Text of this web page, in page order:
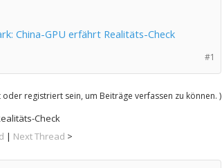
China-GPU erfährt Realitäts-Check
#1
registriert sein, um Beiträge verfassen zu können. )
Check
| Next Thread >